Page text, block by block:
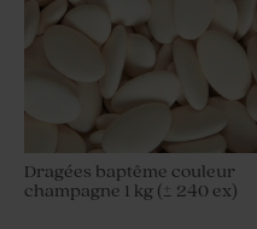
Dragées baptême couleur
champagne 1 kg (± 240 ex)